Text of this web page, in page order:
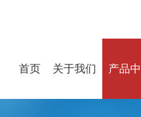
首页 关于我们 产品